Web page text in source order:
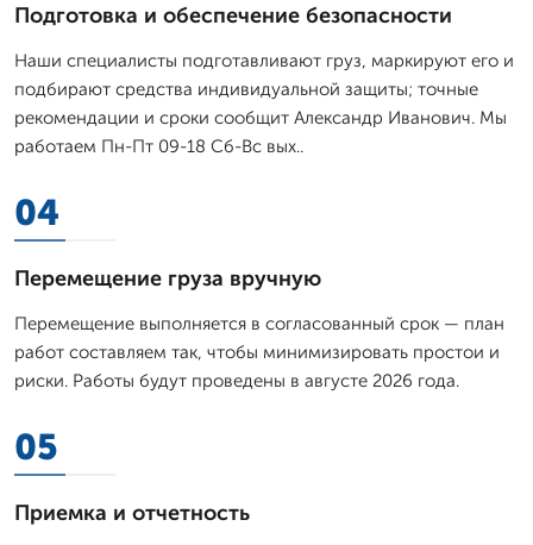
Подготовка и обеспечение безопасности
Наши специалисты подготавливают груз, маркируют его и
подбирают средства индивидуальной защиты; точные
рекомендации и сроки сообщит Александр Иванович. Мы
работаем Пн-Пт 09-18 Сб-Вс вых..
04
Перемещение груза вручную
Перемещение выполняется в согласованный срок — план
работ составляем так, чтобы минимизировать простои и
риски. Работы будут проведены в августе 2026 года.
05
Приемка и отчетность